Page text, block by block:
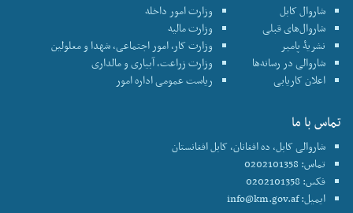
شاروال کابل
شاروال‌های قبلی
نشریۀ پامیر
شاروالی در رسانه‌ها
اعلان کاریابی
وزارت امور داخله
وزارت مالیه
وزارت کار، امور اجتماعی، شهدا و معلولین
وزارت زراعت، آبیاری و مالداری
ریاست عمومی اداره امور
تماس با ما
شاروالی کابل، ده افغانان، کابل افغانستان
تماس: 0202101358
فکس: 0202101358
ایمیل:info@km.gov.af